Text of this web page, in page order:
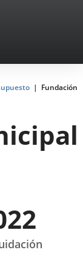
Fundación